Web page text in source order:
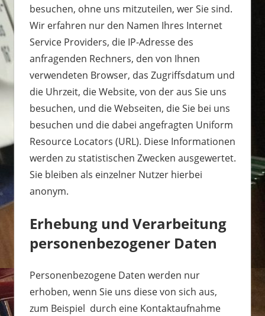
besuchen, ohne uns mitzuteilen, wer Sie sind.
Wir erfahren nur den Namen Ihres Internet
Service Providers, die IP-Adresse des
anfragenden Rechners, den von Ihnen
verwendeten Browser, das Zugriffsdatum und
die Uhrzeit, die Website, von der aus Sie uns
besuchen, und die Webseiten, die Sie bei uns
besuchen und die dabei angefragten Uniform
Resource Locators (URL). Diese Informationen
werden zu statistischen Zwecken ausgewertet.
Sie bleiben als einzelner Nutzer hierbei
anonym.
Erhebung und Verarbeitung
personenbezogener Daten
Personenbezogene Daten werden nur
erhoben, wenn Sie uns diese von sich aus,
zum Beispiel durch eine Kontaktaufnahme